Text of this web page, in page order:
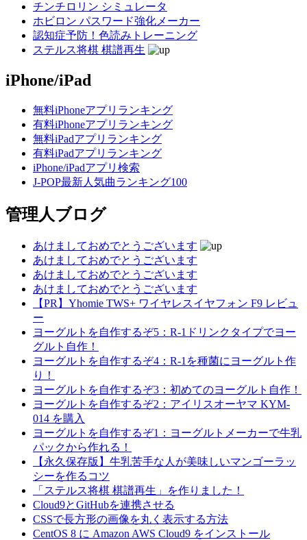
チンチロリン シミュレータ
ホビロン パスワード強化メーカー
認知症予防！色読みトレーニング
ステルス将棋 棋譜再生
iPhone/iPad
無料iPhoneアプリランキング
有料iPhoneアプリランキング
無料iPadアプリランキング
有料iPadアプリランキング
iPhone/iPadアプリ検索
J-POP最新人気曲ランキング100
管理人ブログ
あけましておめでとうございます
あけましておめでとうございます
あけましておめでとうございます
あけましておめでとうございます
【PR】Yhomie TWS+ ワイヤレスイヤフォン F9 レビュ
ー
ヨーグルトを自作するぞ5：R-1ドリンクタイプでヨー
グルト自作！
ヨーグルトを自作するぞ4：R-1を種菌にヨーグルト作
り！
ヨーグルトを自作するぞ3：初めてのヨーグルト自作！
ヨーグルトを自作するぞ2：アイリスオーヤマ KYM-
014 を購入
ヨーグルトを自作するぞ1：ヨーグルトメーカーで牛乳
パックから作れる！
【永久保存版】牛乳苦手な人が美味しいマンゴーラッ
シーを作るコツ
「ステルス将棋 棋譜再生」を作りました！
Cloud9とGitHubを連携させる
CSSで長方形の画像を丸く表示する方法
CentOS 8 に Amazon AWS Cloud9 をインストール